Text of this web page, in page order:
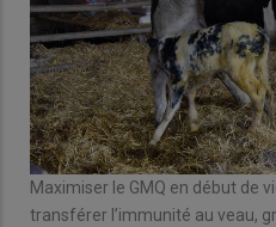
Maximiser le GMQ en début de
transférer l’immunité au veau,